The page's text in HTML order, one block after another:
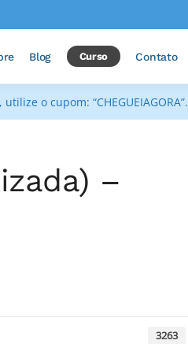
Blog Curso Contato
o cupom: “CHEGUEIAGORA”.
–
3263